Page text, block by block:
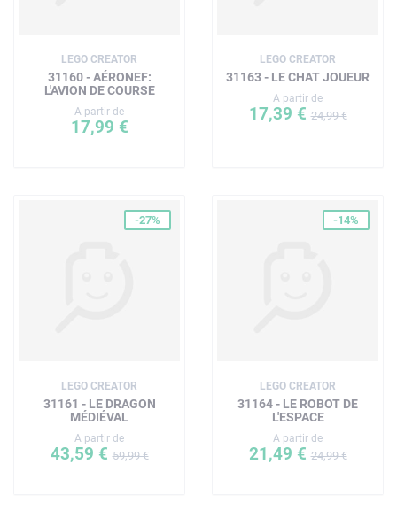
LEGO CREATOR
31160 - AÉRONEF:
L'AVION DE COURSE
A partir de
17,99 €
LEGO CREATOR
31163 - LE CHAT JOUEUR
A partir de
17,39 €24,99 €
-27%
LEGO CREATOR
31161 - LE DRAGON
MÉDIÉVAL
A partir de
43,59 €59,99 €
-14%
LEGO CREATOR
31164 - LE ROBOT DE
L'ESPACE
A partir de
21,49 €24,99 €